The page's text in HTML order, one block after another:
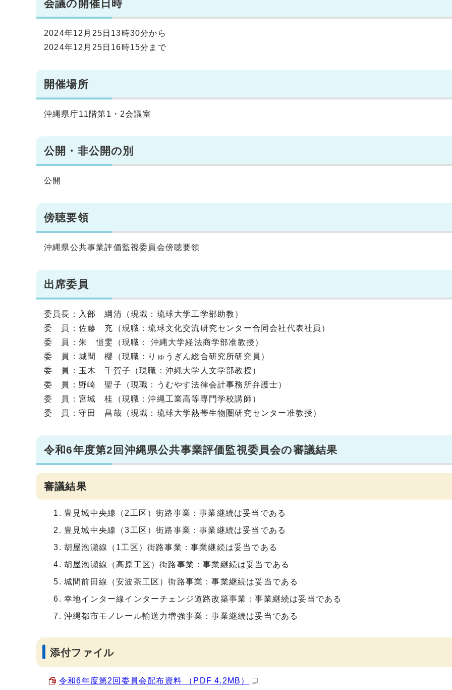
会議の開催日時
2024年12月25日13時30分から
2024年12月25日16時15分まで
開催場所
沖縄県庁11階第1・2会議室
公開・非公開の別
公開
傍聴要領
沖縄県公共事業評価監視委員会傍聴要領
出席委員
委員長：入部 綱清（現職：琉球大学工学部助教）
委 員：佐藤 充（現職：琉球文化交流研究センター合同会社代表社員）
委 員：朱 愷雯（現職： 沖縄大学経法商学部准教授）
委 員：城間 櫻（現職：りゅうぎん総合研究所研究員）
委 員：玉木 千賀子（現職：沖縄大学人文学部教授）
委 員：野崎 聖子（現職：うむやす法律会計事務所弁護士）
委 員：宮城 桂（現職：沖縄工業高等専門学校講師）
委 員：守田 昌哉（現職：琉球大学熱帯生物圏研究センター准教授）
令和6年度第2回沖縄県公共事業評価監視委員会の審議結果
審議結果
豊見城中央線（2工区）街路事業：事業継続は妥当である
豊見城中央線（3工区）街路事業：事業継続は妥当である
胡屋泡瀬線（1工区）街路事業：事業継続は妥当である
胡屋泡瀬線（高原工区）街路事業：事業継続は妥当である
城間前田線（安波茶工区）街路事業：事業継続は妥当である
幸地インター線インターチェンジ道路改築事業：事業継続は妥当である
沖縄都市モノレール輸送力増強事業：事業継続は妥当である
添付ファイル
令和6年度第2回委員会配布資料 （PDF 4.2MB）